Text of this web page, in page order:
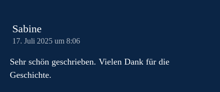
Sabine
17. Juli 2025 um 8:06
Sehr schön geschrieben. Vielen Dank für die
Geschichte.